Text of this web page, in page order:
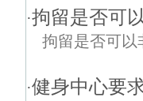
·拘留是否可
拘留是否可以
·健身中心要